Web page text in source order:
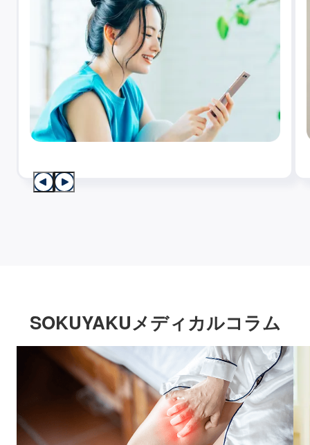
SOKUYAKUメディカルコラム